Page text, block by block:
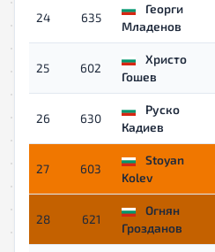
24 635
Георги
Младенов
25 602
Христо
Гошев
26 630
Руско
Кадиев
27 603
Stoyan
Kolev
28 621
Огнян
Грозданов